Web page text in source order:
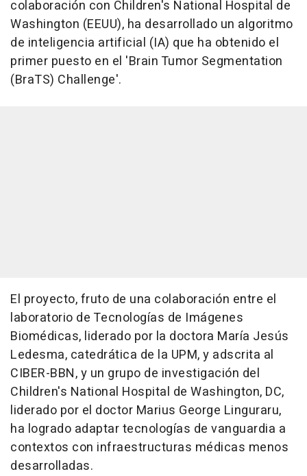
colaboración con Children's National Hospital de
Washington (EEUU), ha desarrollado un algoritmo
de inteligencia artificial (IA) que ha obtenido el
primer puesto en el 'Brain Tumor Segmentation
(BraTS) Challenge'.
El proyecto, fruto de una colaboración entre el
laboratorio de Tecnologías de Imágenes
Biomédicas, liderado por la doctora María Jesús
Ledesma, catedrática de la UPM, y adscrita al
CIBER-BBN, y un grupo de investigación del
Children's National Hospital de Washington, DC,
liderado por el doctor Marius George Linguraru,
ha logrado adaptar tecnologías de vanguardia a
contextos con infraestructuras médicas menos
desarrolladas.